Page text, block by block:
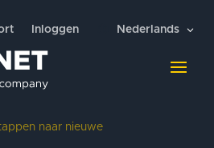
Inloggen Nederlands
naar nieuwe